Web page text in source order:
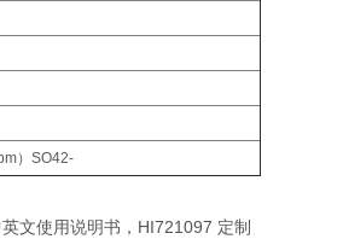
）SO42-
文使用说明书，HI721097 定制